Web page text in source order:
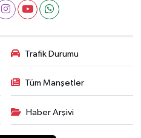
Trafik Durumu
Tüm Manşetler
Haber Arşivi